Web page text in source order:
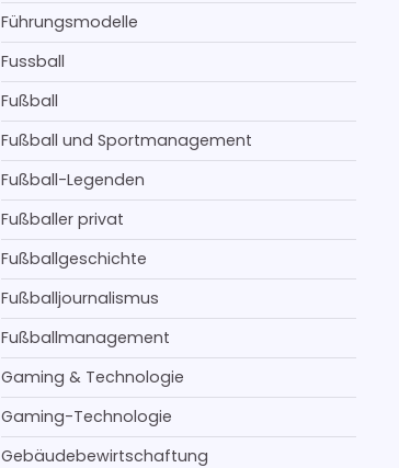
Führungsmodelle
Fussball
Fußball
Fußball und Sportmanagement
Fußball-Legenden
Fußballer privat
Fußballgeschichte
Fußballjournalismus
Fußballmanagement
Gaming & Technologie
Gaming-Technologie
Gebäudebewirtschaftung